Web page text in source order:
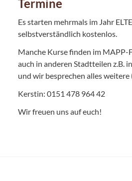
Termine
Es starten mehrmals im Jahr
selbstverständlich kostenlos.
Manche Kurse finden im
auch in anderen Stadtteilen z.B.
und wir besprechen alles
Kerstin: 0151 478 964 42
Wir freuen uns auf euch!